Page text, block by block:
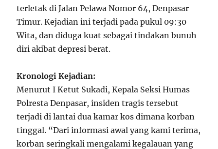
terletak di Jalan Pelawa Nomor 64, Denpasar
Timur. Kejadian ini terjadi pada pukul 09:30
Wita, dan diduga kuat sebagai tindakan bunuh
diri akibat depresi berat.
Kronologi Kejadian:
Menurut I Ketut Sukadi, Kepala Seksi Humas
Polresta Denpasar, insiden tragis tersebut
terjadi di lantai dua kamar kos dimana korban
tinggal. “Dari informasi awal yang kami terima,
korban seringkali mengalami kegalauan yang